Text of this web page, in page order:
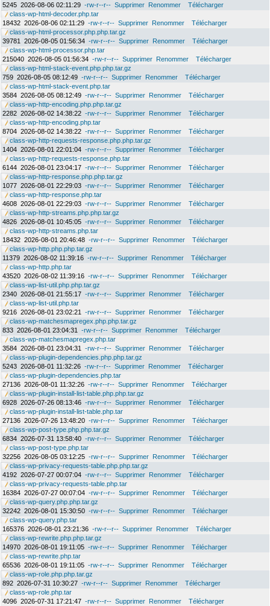
5245 2026-08-06 02:11:29 -rw-r--r-- Supprimer Renommer
Télécharger
class-wp-html-decoder.php.tar
18432 2026-08-06 02:11:29 -rw-r--r-- Supprimer Renommer
Télécharger
class-wp-html-processor.php.php.tar.gz
39781
2026-08-05 01:56:34 -rw-r--r-- Supprimer Renommer
Télécharger
class-wp-html-processor.php.tar
215040 2026-08-05 01:56:34 -rw-r--r-- Supprimer Renommer
Télécharger
class-wp-html-stack-event.php.php.tar.gz
759 2026-08-05 08:12:49 -rw-r--r-- Supprimer Renommer
Télécharger
class-wp-html-stack-event.php.tar
3584 2026-08-05 08:12:49 -rw-r--r-- Supprimer Renommer
Télécharger
class-wp-http-encoding.php.php.tar.gz
2282 2026-08-02 14:38:22 -rw-r--r-- Supprimer Renommer
Télécharger
class-wp-http-encoding.php.tar
8704 2026-08-02 14:38:22 -rw-r--r-- Supprimer Renommer
Télécharger
class-wp-http-requests-response.php.php.tar.gz
1404 2026-08-01 22:01:04 -rw-r--r-- Supprimer Renommer
Télécharger
class-wp-http-requests-response.php.tar
6144 2026-08-01 23:04:17 -rw-r--r-- Supprimer Renommer
Télécharger
class-wp-http-response.php.php.tar.gz
1077 2026-08-01 22:29:03 -rw-r--r-- Supprimer Renommer
Télécharger
class-wp-http-response.php.tar
4608 2026-08-01 22:29:03 -rw-r--r-- Supprimer Renommer
Télécharger
class-wp-http-streams.php.php.tar.gz
4826 2026-08-01 10:45:05 -rw-r--r-- Supprimer Renommer
Télécharger
class-wp-http-streams.php.tar
18432 2026-08-01 20:46:48 -rw-r--r-- Supprimer Renommer
Télécharger
class-wp-http.php.php.tar.gz
11379 2026-08-02 11:39:16 -rw-r--r-- Supprimer Renommer
Télécharger
class-wp-http.php.tar
43520 2026-08-02 11:39:16 -rw-r--r-- Supprimer Renommer
Télécharger
class-wp-list-util.php.php.tar.gz
2340 2026-08-01 21:55:17 -rw-r--r-- Supprimer Renommer
Télécharger
class-wp-list-util.php.tar
9216 2026-08-01 23:02:21 -rw-r--r-- Supprimer Renommer
Télécharger
class-wp-matchesmapregex.php.php.tar.gz
833 2026-08-01 23:04:31 -rw-r--r-- Supprimer Renommer
Télécharger
class-wp-matchesmapregex.php.tar
3584 2026-08-01 23:04:31 -rw-r--r-- Supprimer Renommer
Télécharger
class-wp-plugin-dependencies.php.php.tar.gz
5243 2026-08-01 11:32:26 -rw-r--r-- Supprimer Renommer
Télécharger
class-wp-plugin-dependencies.php.tar
27136 2026-08-01 11:32:26 -rw-r--r-- Supprimer Renommer
Télécharger
class-wp-plugin-install-list-table.php.php.tar.gz
6928 2026-07-26 08:13:46 -rw-r--r-- Supprimer Renommer
Télécharger
class-wp-plugin-install-list-table.php.tar
27136 2026-07-26 13:48:20 -rw-r--r-- Supprimer Renommer
Télécharger
class-wp-post-type.php.php.tar.gz
6834 2026-07-31 13:58:40 -rw-r--r-- Supprimer Renommer
Télécharger
class-wp-post-type.php.tar
32256 2026-08-05 03:12:25 -rw-r--r-- Supprimer Renommer
Télécharger
class-wp-privacy-requests-table.php.php.tar.gz
4192 2026-07-27 00:07:04 -rw-r--r-- Supprimer Renommer
Télécharger
class-wp-privacy-requests-table.php.tar
16384 2026-07-27 00:07:04 -rw-r--r-- Supprimer Renommer
Télécharger
class-wp-query.php.php.tar.gz
32242 2026-08-01 15:30:50 -rw-r--r-- Supprimer Renommer
Télécharger
class-wp-query.php.tar
165376 2026-08-01 23:21:36 -rw-r--r-- Supprimer Renommer
Télécharger
class-wp-rewrite.php.php.tar.gz
14970 2026-08-01 19:11:05 -rw-r--r-- Supprimer Renommer
Télécharger
class-wp-rewrite.php.tar
65536 2026-08-01 19:11:05 -rw-r--r-- Supprimer Renommer
Télécharger
class-wp-role.php.php.tar.gz
892 2026-07-31 10:30:27 -rw-r--r-- Supprimer Renommer
Télécharger
class-wp-role.php.tar
4096 2026-07-31 17:21:47 -rw-r--r-- Supprimer Renommer Télécharger